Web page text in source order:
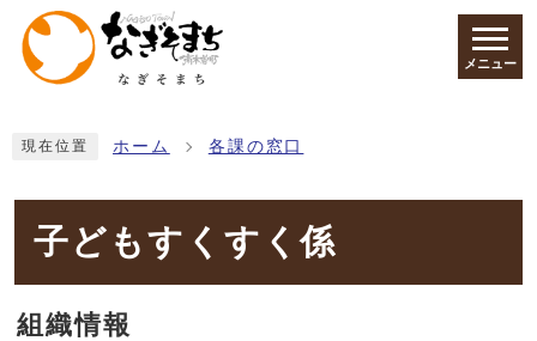
ページの先頭です
メニュー
現在位置 ホーム 各課の窓口
子どもすくすく係
組織情報